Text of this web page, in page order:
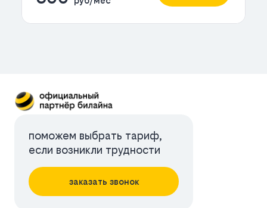
поможем выбрать тариф,
если возникли трудности
заказать звонок